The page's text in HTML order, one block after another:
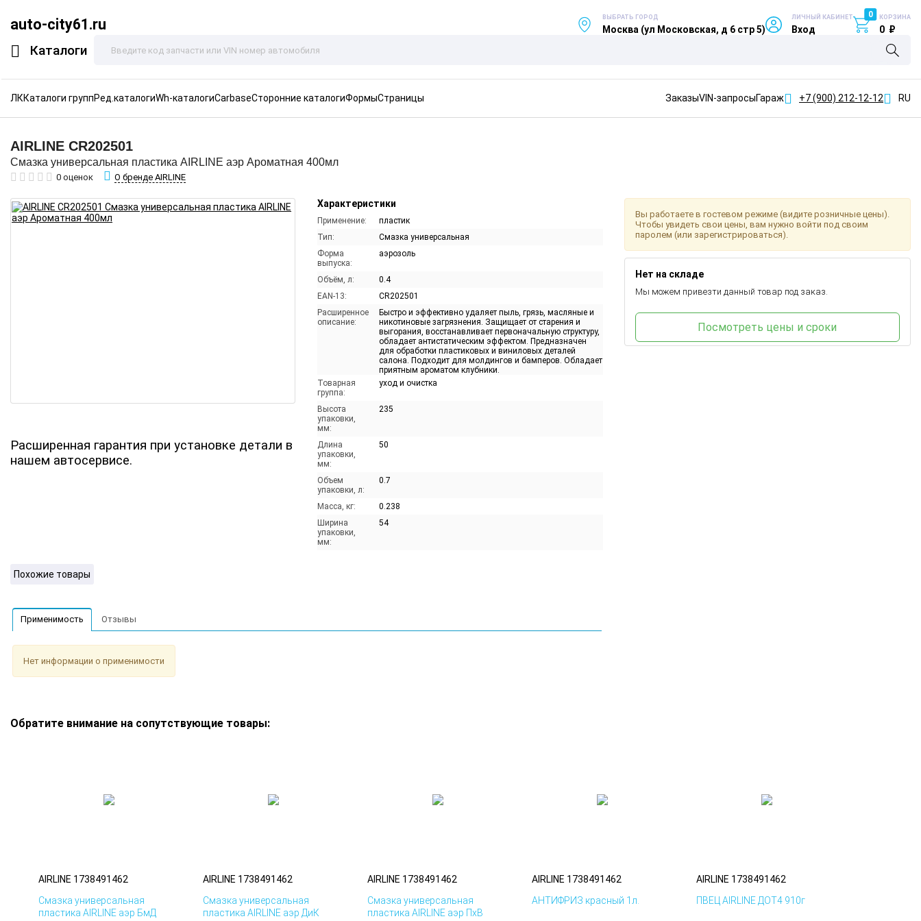
auto-city61.ru
Каталоги
ВЫБРАТЬ ГОРОД
Москва (ул Московская, д 6 стр 5)
ЛИЧНЫЙ КАБИНЕТ
Вход
0 КОРЗИНА
0 ₽
ЛККаталоги группРед.каталогиWh-каталогиCarbaseСторонние каталогиФормыСтраницы ЗаказыVIN-запросыГараж +7 (900) 212-12-12 RU
AIRLINE CR202501
Смазка универсальная пластика AIRLINE аэр Ароматная 400мл
0 оценок О бренде AIRLINE
Расширенная гарантия при установке детали в
нашем автосервисе.
Характеристики
Применение:
пластик
Тип:
Смазка универсальная
Форма
выпуска:
аэрозоль
Объём, л:
0.4
EAN-13:
CR202501
Расширенное
описание:
Быстро и эффективно удаляет пыль, грязь, масляные и
никотиновые загрязнения. Защищает от старения и
выгорания, восстанавливает первоначальную структуру,
обладает антистатическим эффектом. Предназначен
для обработки пластиковых и виниловых деталей
салона. Подходит для молдингов и бамперов. Обладает
приятным ароматом клубники.
Товарная
группа:
уход и очистка
Высота
упаковки,
мм:
235
Длина
упаковки,
мм:
50
Объем
упаковки, л:
0.7
Масса, кг:
0.238
Ширина
упаковки,
мм:
54
Вы работаете в гостевом режиме (видите розничные цены).
Чтобы увидеть свои цены, вам нужно войти под своим
паролем (или зарегистрироваться).
Нет на складе
Мы можем привезти данный товар под заказ.
Посмотреть цены и сроки
Похожие товары
Применимость Отзывы
Нет информации о применимости
Обратите внимание на сопутствующие товары:
AIRLINE 1738491462
Смазка универсальная
пластика AIRLINE аэр БмД
AIRLINE 1738491462
Смазка универсальная
пластика AIRLINE аэр ДиК
AIRLINE 1738491462
Смазка универсальная
пластика AIRLINE аэр ПхВ
AIRLINE 1738491462
АНТИФРИЗ красный 1л.
AIRLINE 1738491462
ПВЕЦ AIRLINE ДОТ4 910г